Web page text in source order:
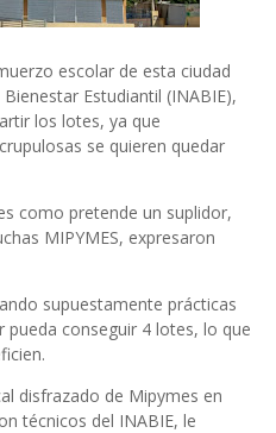
escolar de esta ciudad
Estudiantil (INABIE),
los lotes, ya que
se quieren quedar
como pretende un suplidor,
MIPYMES, expresaron
supuestamente prácticas
conseguir 4 lotes, lo que
disfrazado de Mipymes en
técnicos del INABIE, le